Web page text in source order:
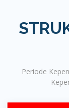
Periode